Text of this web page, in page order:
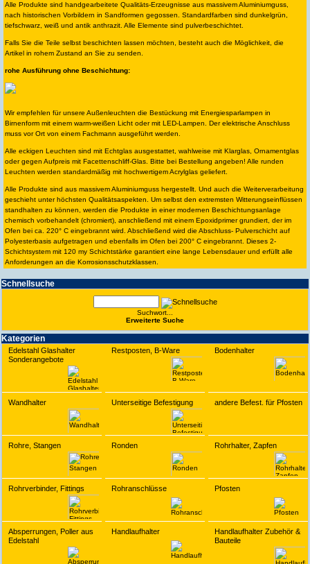
Schnell­suche
Suchwort...
Erwei­terte Suche
Kate­gorien
Edelstahl Glashalter
Sonderangebote
Restposten, B-Ware Bodenhalter
Wandhalter Unterseitige Befestigung andere Befest. für Pfosten
Rohre, Stangen Ronden Rohrhalter, Zapfen
Rohrverbinder, Fittings Rohranschlüsse Pfosten
Absperrungen, Poller aus
Edelstahl
Handlaufhalter
Handlaufhalter Zubehör &
Bauteile
Alle Produkte sind handgearbeitete Qualitäts-Erzeugnisse aus massivem Aluminiumguss,
nach historischen Vorbildern in Sandformen gegossen. Standardfarben sind dunkelgrün,
tiefschwarz, weiß und antik anthrazit. Alle Elemente sind pulverbeschichtet.
Falls Sie die Teile selbst beschichten lassen möchten, besteht auch die Möglichkeit, die
Artikel in rohem Zustand an Sie zu senden.
rohe Ausführung ohne Beschichtung:
Wir empfehlen für unsere Außenleuchten die Bestückung mit Energiesparlampen in
Birnenform mit einem warm-weißen Licht oder mit LED-Lampen. Der elektrische Anschluss
muss vor Ort von einem Fachmann ausgeführt werden.
Alle eckigen Leuchten sind mit Echtglas ausgestattet, wahlweise mit Klarglas, Ornamentglas
oder gegen Aufpreis mit Facettenschliff-Glas. Bitte bei Bestellung angeben! Alle runden
Leuchten werden standardmäßig mit hochwertigem Acrylglas geliefert.
Alle Produkte sind aus massivem Aluminiumguss hergestellt. Und auch die Weiterverarbeitung
geschieht unter höchsten Qualitätsaspekten. Um selbst den extremsten Witterungseinflüssen
standhalten zu können, werden die Produkte in einer modernen Beschichtungsanlage
chemisch vorbehandelt (chromiert), anschließend mit einem Epoxidprimer grundiert, der im
Ofen bei ca. 220° C eingebrannt wird. Abschließend wird die Abschluss- Pulverschicht auf
Polyesterbasis aufgetragen und ebenfalls im Ofen bei 200° C eingebrannt. Dieses 2-
Schichtsystem mit 120 my Schichtstärke garantiert eine lange Lebensdauer und erfüllt alle
Anforderungen an die Korrosionsschutzklassen.